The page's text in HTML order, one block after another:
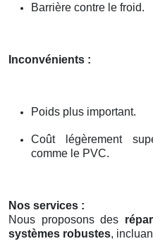
Barrière contre le froid.
Inconvénients :
Poids plus important.
Coût légèrement
comme le PVC.
Nos services :
Nous proposons des
systèmes robustes,